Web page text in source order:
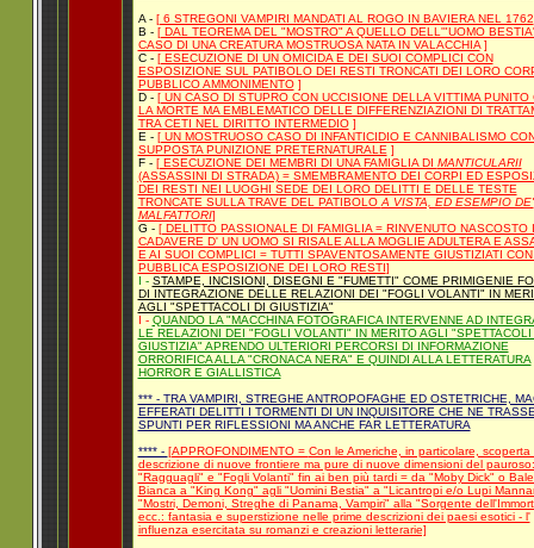
A - [ 6 STREGONI VAMPIRI MANDATI AL ROGO IN BAVIERA NEL 1762
B - [ DAL TEOREMA DEL "MOSTRO" A QUELLO DELL'"UOMO
CASO DI UNA CREATURA MOSTRUOSA NATA IN VALACCHIA]
C - [ ESECUZIONE DI UN OMICIDA E DEI SUOI COMPLICI CON
ESPOSIZIONE SUL PATIBOLO DEI RESTI TRONCATI DEI LORO
PUBBLICO AMMONIMENTO]
D - [ UN CASO DI STUPRO CON UCCISIONE DELLA VITTIMA PUNITO
LA MORTE MA EMBLEMATICO DELLE DIFFERENZIAZIONI DI
TRA CETI NEL DIRITTO INTERMEDIO]
E - [ UN MOSTRUOSO CASO DI INFANTICIDIO E CANNIBALISMO
SUPPOSTA PUNIZIONE PRETERNATURALE ]
F - [ ESECUZIONE DEI MEMBRI DI UNA FAMIGLIA DI MANTICULARII
(ASSASSINI DI STRADA) = SMEMBRAMENTO DEI CORPI ED
DEI RESTI NEI LUOGHI SEDE DEI LORO DELITTI E DELLE TESTE
TRONCATE SULLA TRAVE DEL PATIBOLO A VISTA, ED ESEMPIO DE'
MALFATTORI]
G - [ DELITTO PASSIONALE DI FAMIGLIA = RINVENUTO NASCOSTO
CADAVERE D' UN UOMO SI RISALE ALLA MOGLIE ADULTERA E
E AI SUOI COMPLICI = TUTTI SPAVENTOSAMENTE GIUSTIZIATI
PUBBLICA ESPOSIZIONE DEI LORO RESTI]
I - STAMPE, INCISIONI, DISEGNI E "FUMETTI" COME PRIMIGENIE
DI INTEGRAZIONE DELLE RELAZIONI DEI "FOGLI VOLANTI" IN
AGLI "SPETTACOLI DI GIUSTIZIA"
I - QUANDO LA "MACCHINA FOTOGRAFICA INTERVENNE AD
LE RELAZIONI DEI "FOGLI VOLANTI" IN MERITO AGLI "SPETTACOLI
GIUSTIZIA" APRENDO ULTERIORI PERCORSI DI INFORMAZIONE
ORRORIFICA ALLA "CRONACA NERA" E QUINDI ALLA LETTERATURA
HORROR E GIALLISTICA
*** - TRA VAMPIRI, STREGHE ANTROPOFAGHE ED OSTETRICHE,
EFFERATI DELITTI I TORMENTI DI UN INQUISITORE CHE NE
SPUNTI PER RIFLESSIONI MA ANCHE FAR LETTERATURA
**** - [APPROFONDIMENTO = Con le Americhe, in particolare, scoperta
descrizione di nuove frontiere ma pure di nuove dimensioni del
"Ragguagli" e "Fogli Volanti" fin ai ben più tardi = da "Moby Dick" o
Bianca a "King Kong" agli "Uomini Bestia" a "Licantropi e/o Lupi
"Mostri, Demoni, Streghe di Panama, Vampiri" alla "Sorgente
ecc.: fantasia e superstizione nelle prime descrizioni dei paesi esotici - l'
influenza esercitata su romanzi e creazioni letterarie]